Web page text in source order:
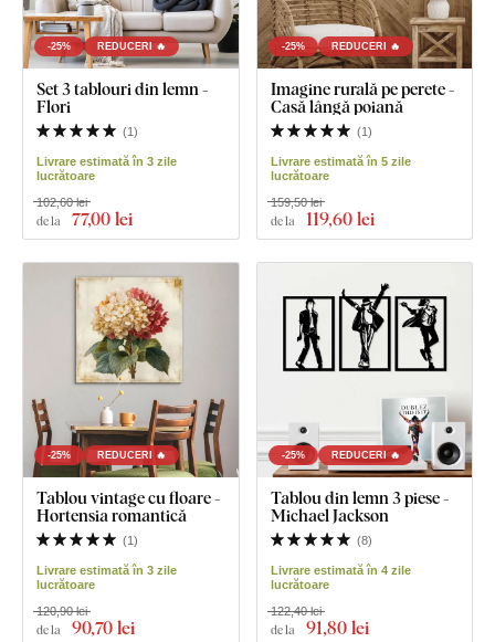
-25% REDUCERI 🔥
Set 3 tablouri din lemn -
Flori
(1)
Livrare estimată în 3 zile
lucrătoare
de la 77,00 lei
102,60 lei
-25% REDUCERI 🔥
Imagine rurală pe perete -
Casă lângă poiană
(1)
Livrare estimată în 5 zile
lucrătoare
de la 119,60 lei
159,50 lei
-25% REDUCERI 🔥
Tablou vintage cu floare -
Hortensia romantică
(1)
Livrare estimată în 3 zile
lucrătoare
de la 90,70 lei
120,90 lei
-25% REDUCERI 🔥
Tablou din lemn 3 piese -
Michael Jackson
(8)
Livrare estimată în 4 zile
lucrătoare
de la 91,80 lei
122,40 lei